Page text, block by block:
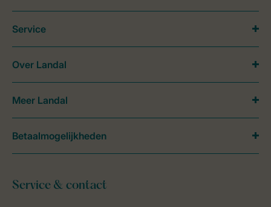
Service & contact
Service
Over Landal
Meer Landal
Betaalmogelijkheden